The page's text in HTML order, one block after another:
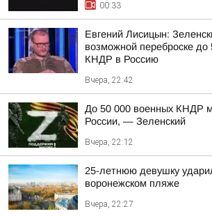
00:33
Евгений Лисицын:
возможной переброске до
КНДР в Россию
Вчера, 22:42
До 50 000 военных КНДР
России, — Зеленский
Вчера, 22:12
25-летнюю девушку
воронежском пляже
Вчера, 22:27